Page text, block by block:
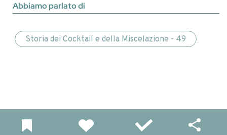
Abbiamo parlato di
Storia dei Cocktail e della Miscelazione - 49